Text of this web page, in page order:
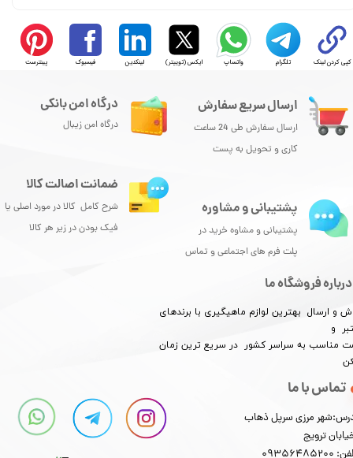
کپی کردن لینک تلگرام واتساپ ایکس (توییتر) لینکدین فیسبوک پینترست
ارسال سریع سفارش
ارسال سفارش طی 24 ساعت
کاری و تحویل به پست
درباره فروشگاه ما
و ارسال بهترین لوازم ماهیگیری با برندهای
و
مناسب به سراسر کشور در سریع ترین زمان
تماس با ما
مرزی سرپل ذهاب
ترویج
درگاه امن بانکی
درگاه امن زیبال
پشتیبانی و مشاوره
پشتیبانی و مشاوه خرید در
پلت فرم های اجتماعی و تماس
ضمانت اصالت کالا
شرح کامل کالا در مورد اصلی یا
فیک بودن در زیر هر کالا